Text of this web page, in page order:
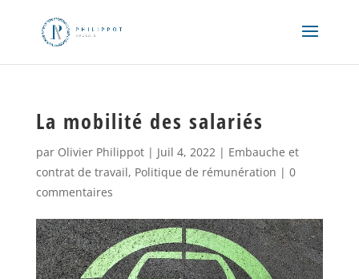
La mobilité des salariés
par Olivier Philippot| Juil 4, 2022| Embauche et
contrat de travail, Politique de rémunération | 0
commentaires